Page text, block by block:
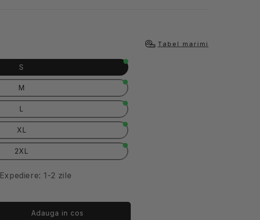
Tabel marimi
S
M
L
XL
2XL
Expediere: 1-2 zile
Adauga in cos